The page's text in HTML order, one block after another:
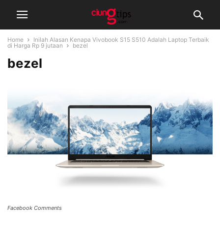
Home
Inilah Alasan Kenapa Vivobook S15 S510 Adalah Laptop Terbaik
di Harga Rp 9 jutaan
bezel
bezel
Facebook Comments